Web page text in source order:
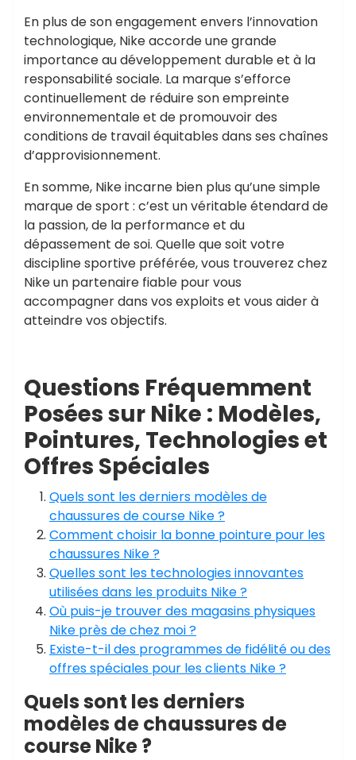
En plus de son engagement envers l’innovation
technologique, Nike accorde une grande
importance au développement durable et à la
responsabilité sociale. La marque s’efforce
continuellement de réduire son empreinte
environnementale et de promouvoir des
conditions de travail équitables dans ses chaînes
d’approvisionnement.
En somme, Nike incarne bien plus qu’une simple
marque de sport : c’est un véritable étendard de
la passion, de la performance et du
dépassement de soi. Quelle que soit votre
discipline sportive préférée, vous trouverez chez
Nike un partenaire fiable pour vous
accompagner dans vos exploits et vous aider à
atteindre vos objectifs.
Questions Fréquemment
Posées sur Nike : Modèles,
Pointures, Technologies et
Offres Spéciales
Quels sont les derniers modèles de
chaussures de course Nike ?
Comment choisir la bonne pointure pour les
chaussures Nike ?
Quelles sont les technologies innovantes
utilisées dans les produits Nike ?
Où puis-je trouver des magasins physiques
Nike près de chez moi ?
Existe-t-il des programmes de fidélité ou des
offres spéciales pour les clients Nike ?
Quels sont les derniers
modèles de chaussures de
course Nike ?